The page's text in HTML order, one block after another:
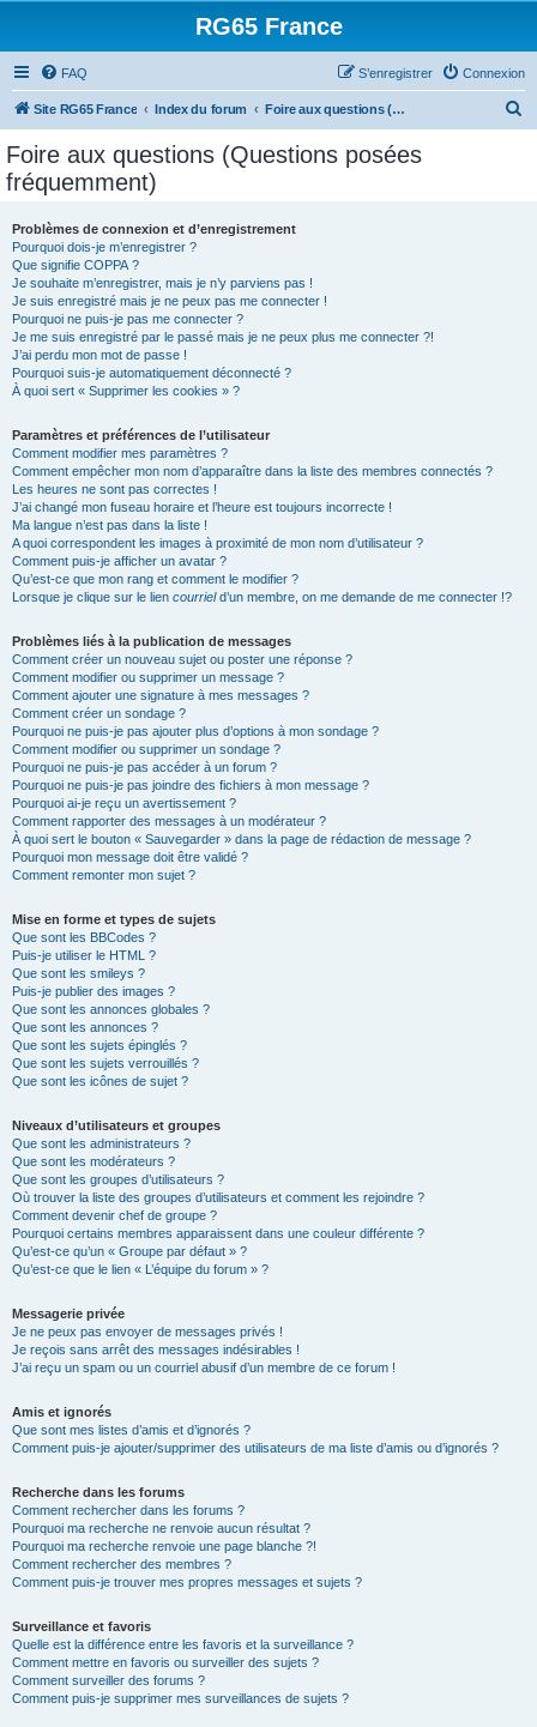
RG65 France
FAQ Connexion
S’enregistrer
Site RG65 France Index du forum Foire aux questions (Questions posées fréquemment)
Foire aux questions (Questions posées
fréquemment)
Problèmes de connexion et d’enregistrement
Pourquoi dois-je m’enregistrer ?
Que signifie COPPA ?
Je souhaite m’enregistrer, mais je n’y parviens pas !
Je suis enregistré mais je ne peux pas me connecter !
Pourquoi ne puis-je pas me connecter ?
Je me suis enregistré par le passé mais je ne peux plus me connecter ?!
J’ai perdu mon mot de passe !
Pourquoi suis-je automatiquement déconnecté ?
À quoi sert « Supprimer les cookies » ?
Paramètres et préférences de l’utilisateur
Comment modifier mes paramètres ?
Comment empêcher mon nom d’apparaître dans la liste des membres connectés ?
Les heures ne sont pas correctes !
J’ai changé mon fuseau horaire et l’heure est toujours incorrecte !
Ma langue n’est pas dans la liste !
A quoi correspondent les images à proximité de mon nom d’utilisateur ?
Comment puis-je afficher un avatar ?
Qu’est-ce que mon rang et comment le modifier ?
Lorsque je clique sur le lien courrield’un membre, on me demande de me connecter !?
Problèmes liés à la publication de messages
Comment créer un nouveau sujet ou poster une réponse ?
Comment modifier ou supprimer un message ?
Comment ajouter une signature à mes messages ?
Comment créer un sondage ?
Pourquoi ne puis-je pas ajouter plus d’options à mon sondage ?
Comment modifier ou supprimer un sondage ?
Pourquoi ne puis-je pas accéder à un forum ?
Pourquoi ne puis-je pas joindre des fichiers à mon message ?
Pourquoi ai-je reçu un avertissement ?
Comment rapporter des messages à un modérateur ?
À quoi sert le bouton « Sauvegarder » dans la page de rédaction de message ?
Pourquoi mon message doit être validé ?
Comment remonter mon sujet ?
Mise en forme et types de sujets
Que sont les BBCodes ?
Puis-je utiliser le HTML ?
Que sont les smileys ?
Puis-je publier des images ?
Que sont les annonces globales ?
Que sont les annonces ?
Que sont les sujets épinglés ?
Que sont les sujets verrouillés ?
Que sont les icônes de sujet ?
Niveaux d’utilisateurs et groupes
Que sont les administrateurs ?
Que sont les modérateurs ?
Que sont les groupes d’utilisateurs ?
Où trouver la liste des groupes d’utilisateurs et comment les rejoindre ?
Comment devenir chef de groupe ?
Pourquoi certains membres apparaissent dans une couleur différente ?
Qu’est-ce qu’un « Groupe par défaut » ?
Qu’est-ce que le lien « L’équipe du forum » ?
Messagerie privée
Je ne peux pas envoyer de messages privés !
Je reçois sans arrêt des messages indésirables !
J’ai reçu un spam ou un courriel abusif d’un membre de ce forum !
Amis et ignorés
Que sont mes listes d’amis et d’ignorés ?
Comment puis-je ajouter/supprimer des utilisateurs de ma liste d’amis ou d’ignorés ?
Recherche dans les forums
Comment rechercher dans les forums ?
Pourquoi ma recherche ne renvoie aucun résultat ?
Pourquoi ma recherche renvoie une page blanche ?!
Comment rechercher des membres ?
Comment puis-je trouver mes propres messages et sujets ?
Surveillance et favoris
Quelle est la différence entre les favoris et la surveillance ?
Comment mettre en favoris ou surveiller des sujets ?
Comment surveiller des forums ?
Comment puis-je supprimer mes surveillances de sujets ?